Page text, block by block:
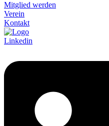
Mitglied werden
Verein
Kontakt
Linkedin